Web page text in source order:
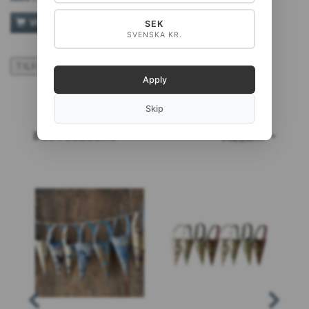
VOEG TOE AAN WINKELWAGEN
TILFØJ TIL ØNSKESKYEN
MEER...
BESTSELLERS
SEK
SVENSKA KR.
Apply
Skip